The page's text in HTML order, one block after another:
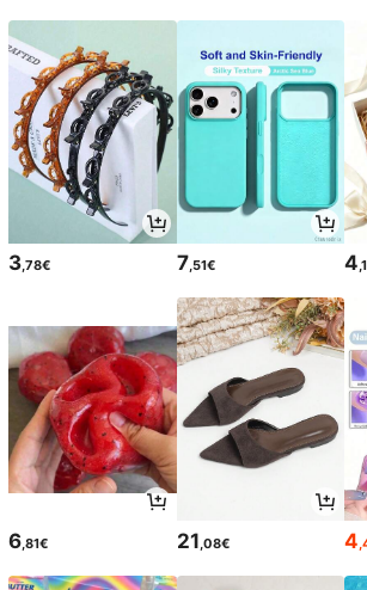
3,78€ 7,51€ 4
6 ,81€ 21 ,08€ 4